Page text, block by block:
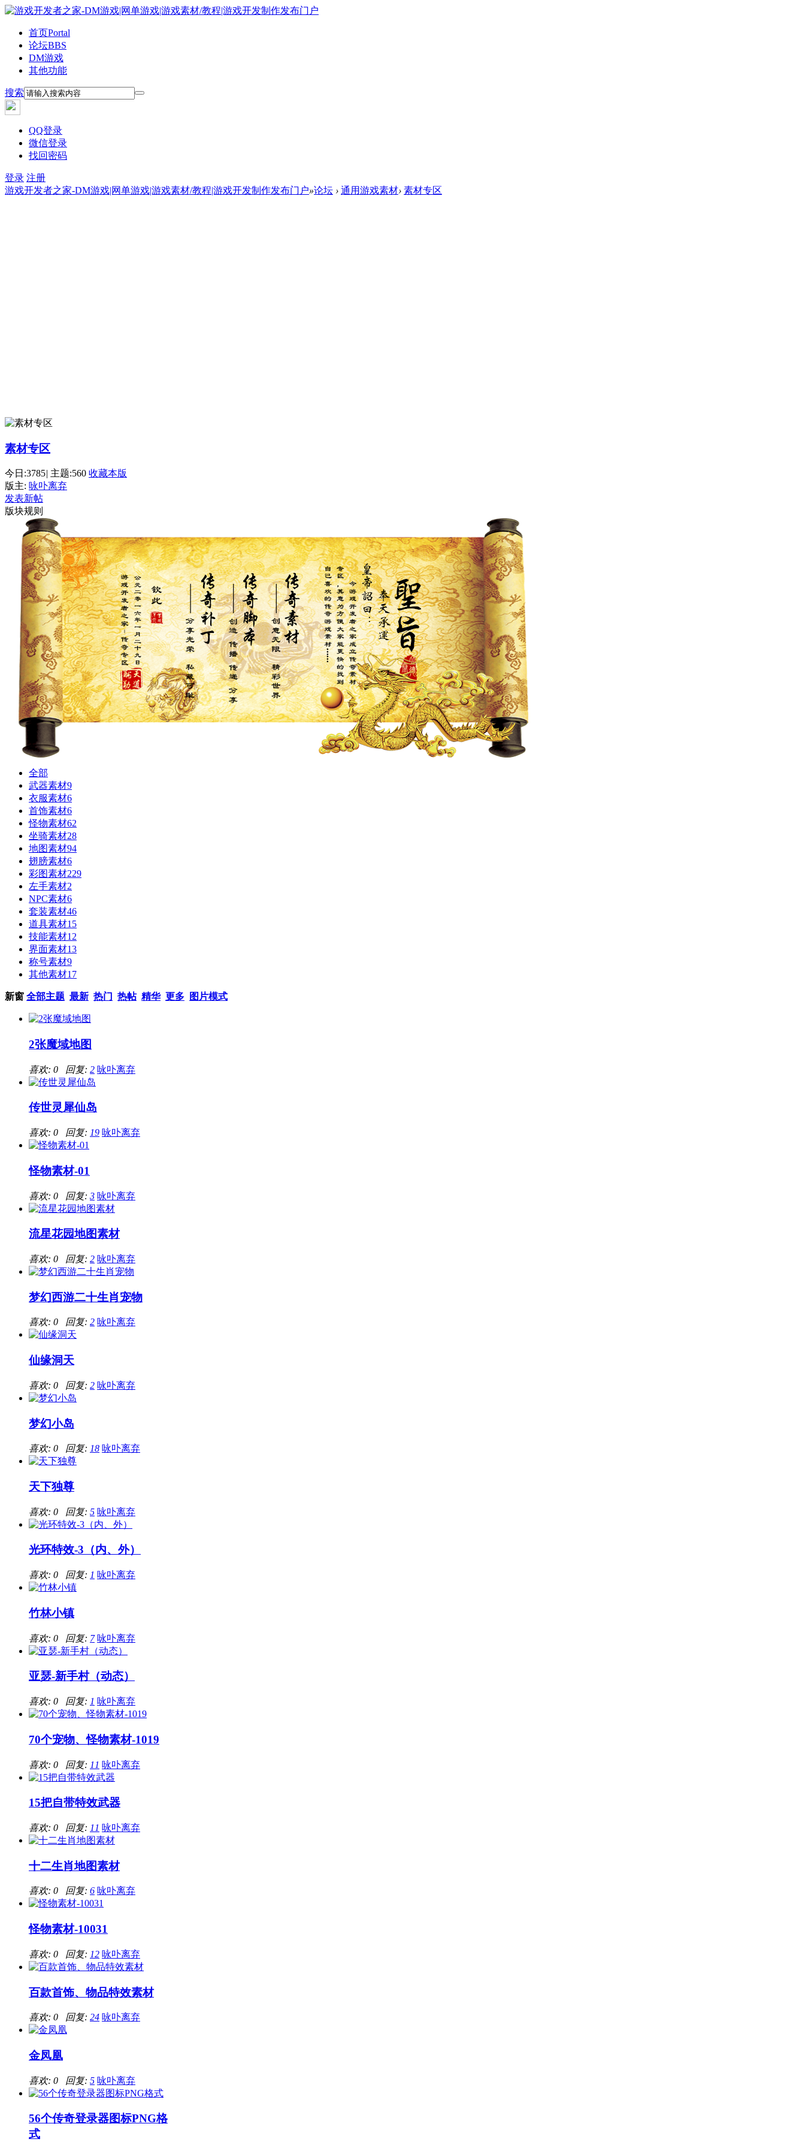
首页Portal
论坛BBS
DM游戏
其他功能
搜索
QQ登录
微信登录
找回密码
登录 注册
游戏开发者之家-DM游戏|网单游戏|游戏素材/教程|游戏开发制作发布门户»论坛 › 通用游戏素材› 素材专区
素材专区
今日:3785| 主题:560 收藏本版
版主: 咏卟离弃
发表新帖
版块规则
全部
武器素材9
衣服素材6
首饰素材6
怪物素材62
坐骑素材28
地图素材94
翅膀素材6
彩图素材229
左手素材2
NPC素材6
套装素材46
道具素材15
技能素材12
界面素材13
称号素材9
其他素材17
新窗 全部主题 最新 热门 热帖 精华 更多 图片模式
2张魔域地图
喜欢: 0 回复: 2 咏卟离弃
传世灵犀仙岛
喜欢: 0 回复: 19 咏卟离弃
怪物素材-01
喜欢: 0 回复: 3 咏卟离弃
流星花园地图素材
喜欢: 0 回复: 2 咏卟离弃
梦幻西游二十生肖宠物
喜欢: 0 回复: 2 咏卟离弃
仙缘洞天
喜欢: 0 回复: 2 咏卟离弃
梦幻小岛
喜欢: 0 回复: 18 咏卟离弃
天下独尊
喜欢: 0 回复: 5 咏卟离弃
光环特效-3（内、外）
喜欢: 0 回复: 1 咏卟离弃
竹林小镇
喜欢: 0 回复: 7 咏卟离弃
亚瑟-新手村（动态）
喜欢: 0 回复: 1 咏卟离弃
70个宠物、怪物素材-1019
喜欢: 0 回复: 11 咏卟离弃
15把自带特效武器
喜欢: 0 回复: 11 咏卟离弃
十二生肖地图素材
喜欢: 0 回复: 6 咏卟离弃
怪物素材-10031
喜欢: 0 回复: 12 咏卟离弃
百款首饰、物品特效素材
喜欢: 0 回复: 24 咏卟离弃
金凤凰
喜欢: 0 回复: 5 咏卟离弃
56个传奇登录器图标PNG格
式